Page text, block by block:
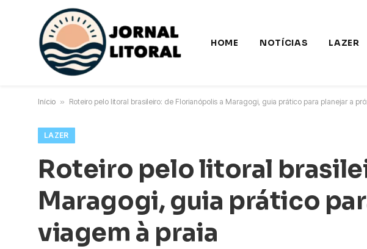
HOME NOTÍCIAS LAZER
Início » Roteiro pelo litoral brasileiro: de Florianópolis a Maragogi, guia prático para planejar a
LAZER
Roteiro pelo litoral
Maragogi, guia prático
viagem à praia